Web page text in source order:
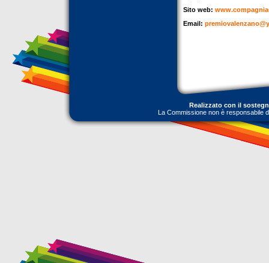
Sito web:
Email:
Realizzato con il
La Commissione non è responsabile